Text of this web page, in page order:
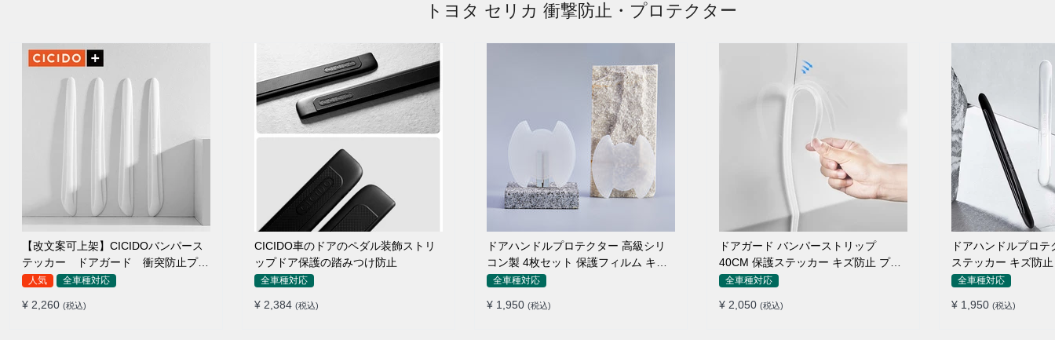
トヨタ セリカ 衝撃防止・プロテクター
【改文案可上架】CICIDOバンパース
テッカー ドアガード 衝突防止プロ
テクター 耐スクラッチ シリカゲル
人気 全車種対応
¥ 2,260 (税込)
CICIDO車のドアのペダル装飾ストリ
ップドア保護の踏みつけ防止
全車種対応
¥ 2,384 (税込)
ドアハンドルプロテクター 高級シリ
コン製 4枚セット 保護フィルム キズ
防止 全車種
全車種対応
¥ 1,950 (税込)
ドアガード バンパーストリップ
40CM 保護ステッカー キズ防止 プロ
テクターシール
全車種対応
¥ 2,050 (税込)
ドアハンドルプロ
ステッカー キズ防
枚セット
全車種対応
¥ 1,950 (税込)